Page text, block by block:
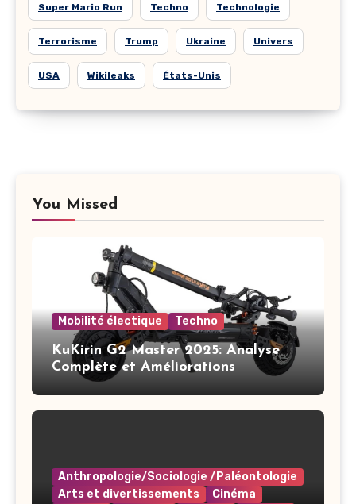
Super Mario Run Techno Technologie
Terrorisme Trump Ukraine Univers
USA Wikileaks États-Unis
You Missed
Mobilité électique Techno
KuKirin G2 Master 2025: Analyse
Complète et Améliorations
Anthropologie/Sociologie /Paléontologie
Arts et divertissements
Cinéma